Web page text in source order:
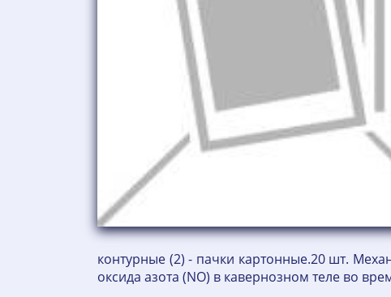
контурные (2) - пачки картонные.20 шт.
оксида азота (NO) в кавернозном теле во